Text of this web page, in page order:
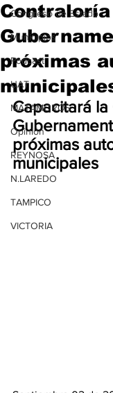
Congreso de Estado
Municipios
Podcast
UAT
MATAMOROS
Opinión
REYNOSA
N.LAREDO
TAMPICO
VICTORIA
Contraloría
próximas
Capacitará
próximas
municipales